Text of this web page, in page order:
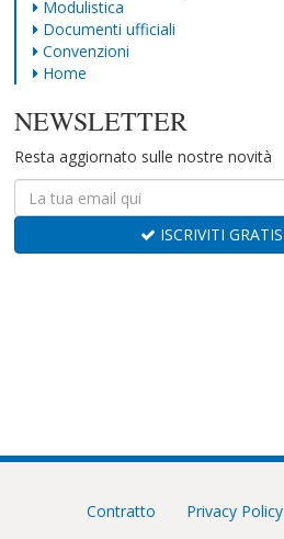
Modulistica
Documenti ufficiali
Convenzioni
Home
NEWSLETTER
Resta aggiornato sulle nostre novità
ISCRIVITI GRATIS
Contratto Privacy Policy